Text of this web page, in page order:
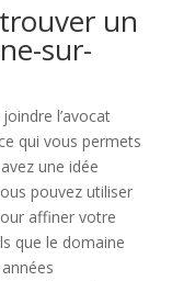
un
sur-
l’avocat
qui vous permets
une idée
pouvez utiliser
affiner votre
que le domaine